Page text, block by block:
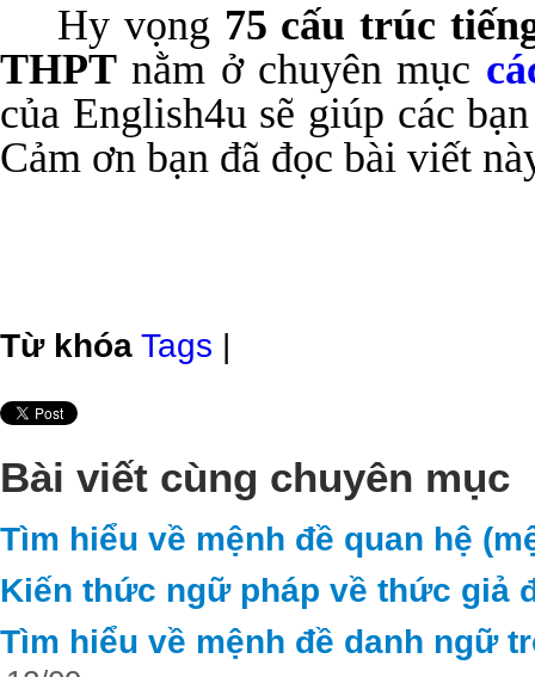
Hy vọng 75 cấu trúc
THPT nằm ở chuyên mục
của English4u sẽ giúp các
Cảm ơn bạn đã đọc bài viết
Từ khóa Tags |
Bài viết cùng chuyên mục
Tìm hiểu về mệnh đề quan hệ
Kiến thức ngữ pháp về thức giả
Tìm hiểu về mệnh đề danh ngữ